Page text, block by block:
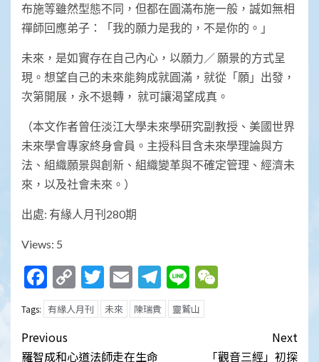
布施等雖然型態不同，但都在圓滿布施一般，誠如無相
禪師回應弟子：「我的願力是我的，不是你的。」
未來，是如實存在自己內心，以願力／ 願景的方式呈
現。想望自己的未來能夠成就圓滿，就從「願」出發，
次第開展，永不退轉， 就可讓渴望成真。
（本文作者曾任淡江大學未來學研究副教授、美國世界
未來學會專家終身會員。主授科目含未來學理論與方
法、組織願景與創新、組織變革與不確定管理、經濟未
來，以及社會未來。）
出處: 有緣人月刊280期
Views: 5
Facebook
Copy
Link
Twitter
EmailTelegram
Line
Tags: 有緣人月刊 未來 陳瑞貴 靈鷲山
Post
Previous
羅智成和心道法師走在生命
Next
「觀音三經」初探